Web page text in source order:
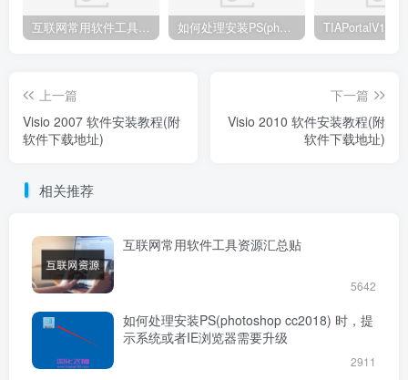
互联网常用软件工具资源汇总贴 如何处理安装PS(photoshop cc2018) 时，提示系统或者IE浏览器需要升级
上一篇
Visio 2007 软件安装教程(附
软件下载地址)
下一篇
Visio 2010 软件安装教程(附
软件下载地址)
相关推荐
互联网常用软件工具资源汇总贴
5642
如何处理安装PS(photoshop cc2018) 时，提
示系统或者IE浏览器需要升级
2911